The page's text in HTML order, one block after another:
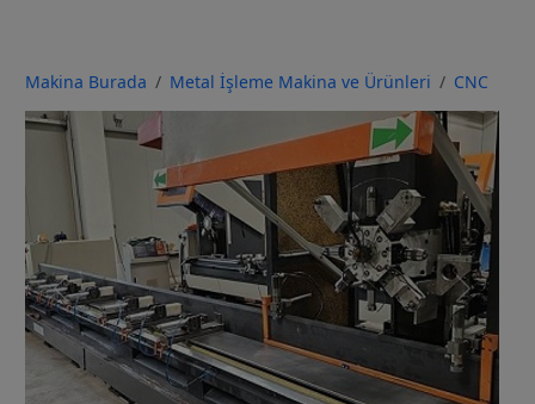
Makina Burada Metal İşleme Makina ve Ürünleri CNC
Previous Next